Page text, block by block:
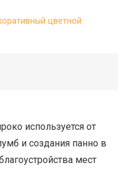
цветной
используется от
и создания панно в
мест